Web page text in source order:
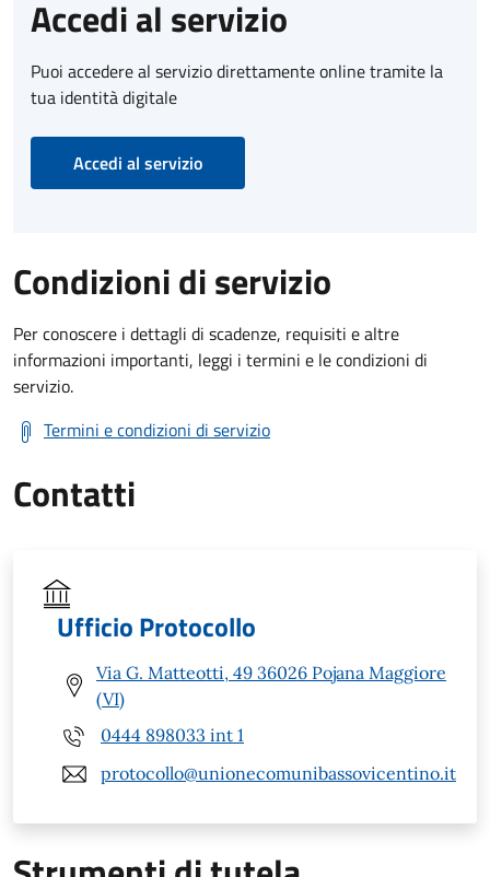
Accedi al servizio
Puoi accedere al servizio direttamente online tramite la
tua identità digitale
Accedi al servizio
Condizioni di servizio
Per conoscere i dettagli di scadenze, requisiti e altre
informazioni importanti, leggi i termini e le condizioni di
servizio.
Termini e condizioni di servizio
Contatti
Ufficio Protocollo
Via G. Matteotti, 49 36026 Pojana Maggiore
(VI)
0444 898033 int 1
protocollo@unionecomunibassovicentino.it